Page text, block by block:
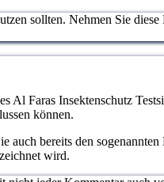
sollten. Nehmen Sie diese
Al Faras Insektenschutz
können.
bereits den sogenannten
wird.